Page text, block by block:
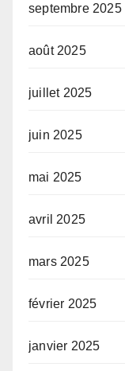
septembre 2025
août 2025
juillet 2025
juin 2025
mai 2025
avril 2025
mars 2025
février 2025
janvier 2025